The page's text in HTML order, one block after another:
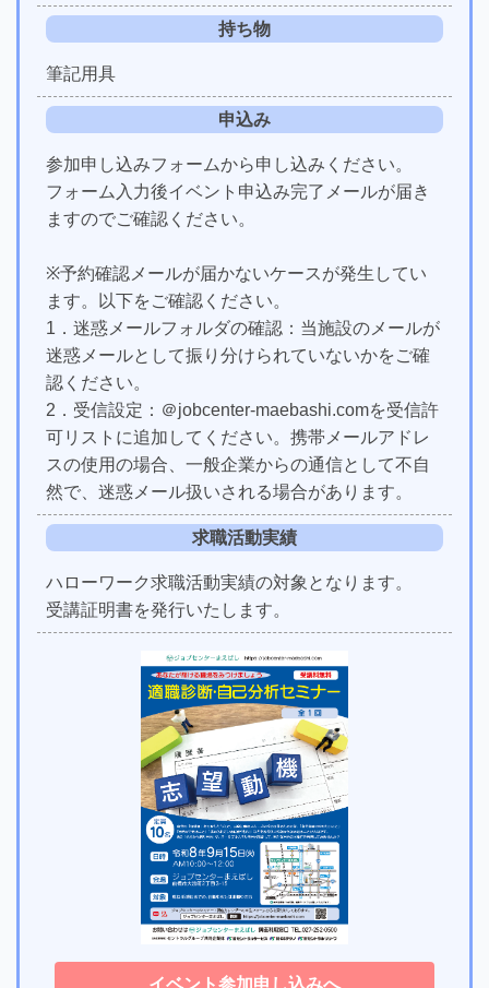
持ち物
筆記用具
申込み
参加申し込みフォームから申し込みください。
フォーム入力後イベント申込み完了メールが届き
ますのでご確認ください。
※予約確認メールが届かないケースが発生してい
ます。以下をご確認ください。
1．迷惑メールフォルダの確認：当施設のメールが
迷惑メールとして振り分けられていないかをご確
認ください。
2．受信設定：＠jobcenter-maebashi.comを受信許
可リストに追加してください。携帯メールアドレ
スの使用の場合、一般企業からの通信として不自
然で、迷惑メール扱いされる場合があります。
求職活動実績
ハローワーク求職活動実績の対象となります。
受講証明書を発行いたします。
イベント参加申し込みへ